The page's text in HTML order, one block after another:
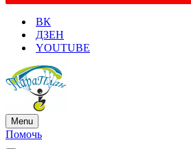
ВК
ДЗЕН
YOUTUBE
Menu
Меню
навигации
Помочь